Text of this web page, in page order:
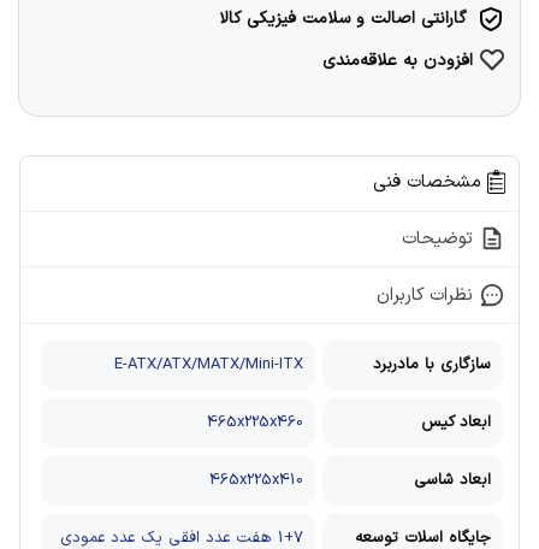
گارانتی اصالت و سلامت فیزیکی کالا
افزودن به علاقه‌مندی
مشخصات فنی
توضیحات
نظرات کاربران
سازگاری با مادربرد E-ATX/ATX/MATX/Mini-ITX
ابعاد کیس 465x225x460
ابعاد شاسی 465x225x410
جایگاه اسلات توسعه 1+7 هفت عدد افقی یک عدد عمودی